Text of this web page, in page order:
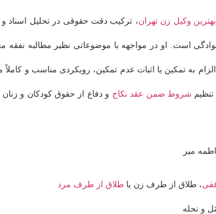
بهترین وکیل زن تهران، ترکیب دقت حقوقی در تحلیل اسناد و
است. او در مواجهه با موضوعاتی نظیر مطالبه
به تمکین یا اثبات عدم تمکین، رویکردی مناسب و کاملاً
شروط ضمن عقد نکاح و دفاع از حقوق کودکان و
میر
، طلاق از طرف زن یا طلاق از طرف مرد
و نحله